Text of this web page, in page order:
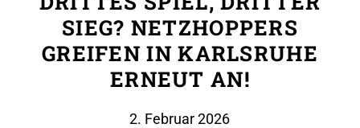
SIEG? NETZHOPPERS
GREIFEN IN KARLSRUHE
ERNEUT AN!
2. Februar 2026